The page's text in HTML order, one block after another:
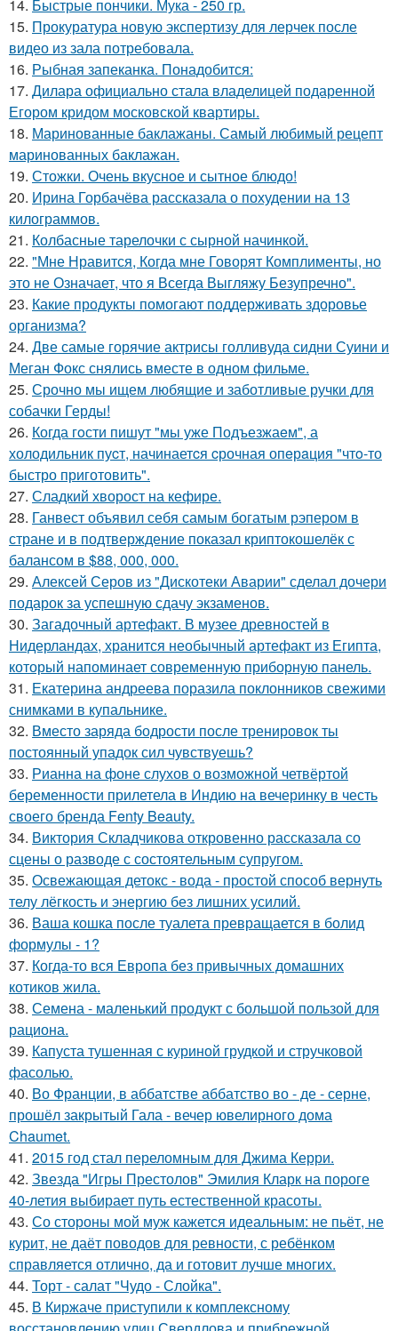
14. Быстрые пончики. Мука - 250 гр.
15. Прокуратура новую экспертизу для лерчек после
видео из зала потребовала.
16. Рыбная запеканка. Понадобится:
17. Дилара официально стала владелицей подаренной
Егором кридом московской квартиры.
18. Маринованные баклажаны. Самый любимый рецепт
маринованных баклажан.
19. Стожки. Очень вкусное и сытное блюдо!
20. Ирина Горбачёва рассказала о похудении на 13
килограммов.
21. Колбасные тарелочки с сырной начинкой.
22. "Мне Нравится, Когда мне Говорят Комплименты, но
это не Означает, что я Всегда Выгляжу Безупречно".
23. Какие продукты помогают поддерживать здоровье
организма?
24. Две самые горячие актрисы голливуда сидни Суини и
Меган Фокс снялись вместе в одном фильме.
25. Срочно мы ищем любящие и заботливые ручки для
собачки Герды!
26. Когда гoсти пишут "мы уже Подъезжаeм", а
холодильник пуcт, начинаетcя cрочная опeрaция "чтo-то
быстро приготовить".
27. Сладкий хворост на кефире.
28. Ганвест объявил себя самым богатым рэпером в
стране и в подтверждение показал криптокошелёк с
балансом в $88, 000, 000.
29. Алексей Серов из "Дискотеки Аварии" сделал дочери
подарок за успешную сдачу экзаменов.
30. Загадочный артефакт. В музее древностей в
Нидерландах, хранится необычный артефакт из Египта,
который напоминает современную приборную панель.
31. Екатерина андреева поразила поклонников свежими
снимками в купальнике.
32. Вместо заряда бодрости после тренировок ты
постоянный упадок сил чувствуешь?
33. Рианна на фоне слухов о возможной четвёртой
беременности прилетела в Индию на вечеринку в честь
своего бренда Fenty Beauty.
34. Виктория Складчикова откровенно рассказала со
сцены о разводе с состоятельным супругом.
35. Освежающая детокс - вода - простой способ вернуть
телу лёгкость и энергию без лишних усилий.
36. Ваша кошка после туалета превращается в болид
формулы - 1?
37. Когда-то вся Европа без привычных домашних
котиков жила.
38. Семена - маленький продукт с большой пользой для
рациона.
39. Капуста тушенная с куриной грудкой и стручковой
фасолью.
40. Во Франции, в аббатстве аббатство во - де - серне,
прошёл закрытый Гала - вечер ювелирного дома
Chaumet.
41. 2015 год стал переломным для Джима Керри.
42. Звезда "Игры Престолов" Эмилия Кларк на пороге
40-летия выбирает путь естественной красоты.
43. Со стороны мой муж кажется идеальным: не пьёт, не
курит, не даёт поводов для ревности, с ребёнком
справляется отлично, да и готовит лучше многих.
44. Торт - салат "Чудо - Слойка".
45. В Киржаче приступили к комплексному